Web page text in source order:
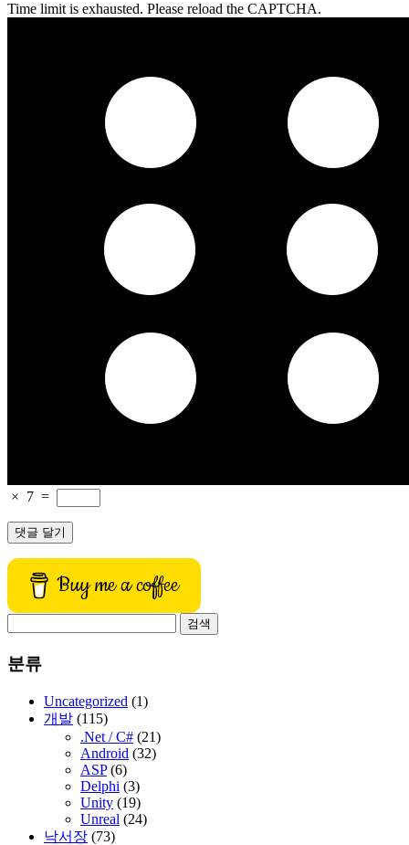
Time limit is exhausted. Please reload the CAPTCHA.
× 7 =
Buy me a coffee
분류
Uncategorized (1)
개발 (115)
.Net / C# (21)
Android (32)
ASP(6)
Delphi (3)
Unity (19)
Unreal (24)
낙서장 (73)